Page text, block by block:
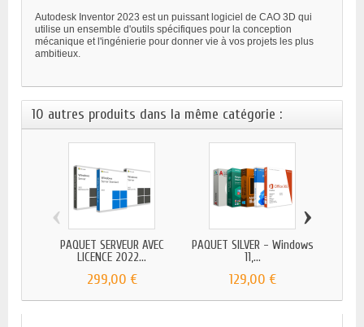
Autodesk Inventor 2023 est un puissant logiciel de CAO 3D qui
utilise un ensemble d'outils spécifiques pour la conception
mécanique et l'ingénierie pour donner vie à vos projets les plus
ambitieux.
10 autres produits dans la même catégorie :
PAQUET SERVEUR AVEC
LICENCE 2022...
299,00 €
PAQUET SILVER - Windows
11,...
129,00 €
‹ ›